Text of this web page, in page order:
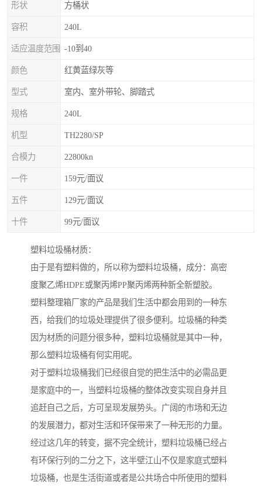
形状 方桶状
容积 240L
适应温度范围 -10到40
颜色 红黄蓝绿灰等
型式 室内、室外带轮、脚踏式
规格 240L
机型 TH2280/SP
合模力 22800kn
一件 159元/面议
五件 129元/面议
十件 99元/面议
塑料垃圾桶材质：
由于是有塑料做的，所以称为塑料垃圾桶，成分：高密
度聚乙烯HDPE或聚丙烯PP聚丙烯两种新全新塑胶。
塑料整理箱厂家的产品是我们生活中都会用到的一种东
西，给我们的垃圾处理提供了很多便利。垃圾桶的种类
因为材质的问题分很多种，塑料垃圾桶就是其中一种，
那么塑料垃圾桶有何实用呢。
对于塑料垃圾桶我们已经很自觉的把生活中的必需品更
是家庭中的一，当塑料垃圾桶的整体改变实现自身并且
追赶自己之后，方可呈现发展势头。广阔的市场和无边
的发展潜力，都对生活和环保带来了一种无形的力量。
经过这几年的转变，据不完全统计，塑料垃圾桶已经占
有环保行列的二分之下，这半壁江山不仅是家庭式塑料
垃圾桶，也是生活街道或者是公共场合中所使用的塑料